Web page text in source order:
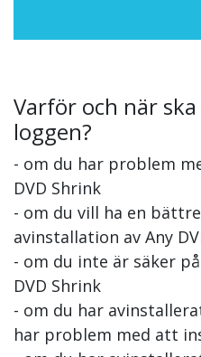
Varför och när
loggen?
- om du har problem
DVD Shrink
- om du vill ha en
avinstallation av Any
- om du inte är säker
DVD Shrink
- om du har
har problem med att